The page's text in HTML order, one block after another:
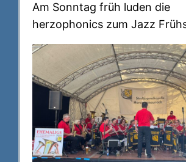
Am Sonntag früh luden die
herzophonics zum Jazz